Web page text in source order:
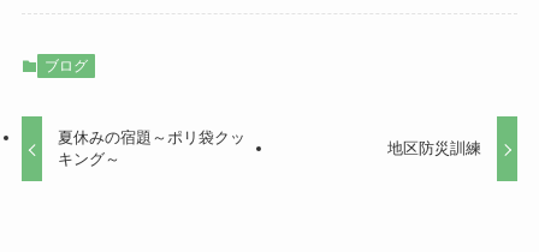
ブログ
夏休みの宿題～ポリ袋クッ
キング～
地区防災訓練